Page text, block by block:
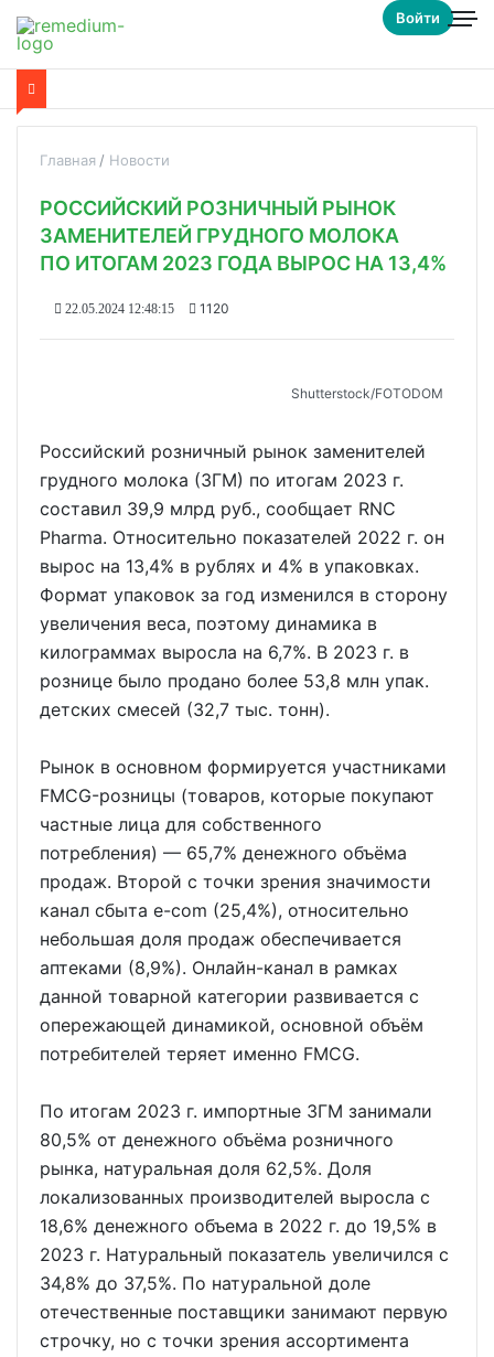
Войти
Главная Новости
РОССИЙСКИЙ РОЗНИЧНЫЙ РЫНОК
ЗАМЕНИТЕЛЕЙ ГРУДНОГО МОЛОКА
ПО ИТОГАМ 2023 ГОДА ВЫРОС НА 13,4%
22.05.2024 12:48:15 1120
Shutterstoсk/FOTODOM
Российский розничный рынок заменителей
грудного молока (ЗГМ) по итогам 2023 г.
составил 39,9 млрд руб., сообщает RNC
Pharma. Относительно показателей 2022 г. он
вырос на 13,4% в рублях и 4% в упаковках.
Формат упаковок за год изменился в сторону
увеличения веса, поэтому динамика в
килограммах выросла на 6,7%. В 2023 г. в
рознице было продано более 53,8 млн упак.
детских смесей (32,7 тыс. тонн).
Рынок в основном формируется участниками
FMCG-розницы (товаров, которые покупают
частные лица для собственного
потребления) — 65,7% денежного объёма
продаж. Второй с точки зрения значимости
канал сбыта e-com (25,4%), относительно
небольшая доля продаж обеспечивается
аптеками (8,9%). Онлайн-канал в рамках
данной товарной категории развивается с
опережающей динамикой, основной объём
потребителей теряет именно FMCG.
По итогам 2023 г. импортные ЗГМ занимали
80,5% от денежного объёма розничного
рынка, натуральная доля 62,5%. Доля
локализованных производителей выросла с
18,6% денежного объема в 2022 г. до 19,5% в
2023 г. Натуральный показатель увеличился с
34,8% до 37,5%. По натуральной доле
отечественные поставщики занимают первую
строчку, но с точки зрения ассортимента